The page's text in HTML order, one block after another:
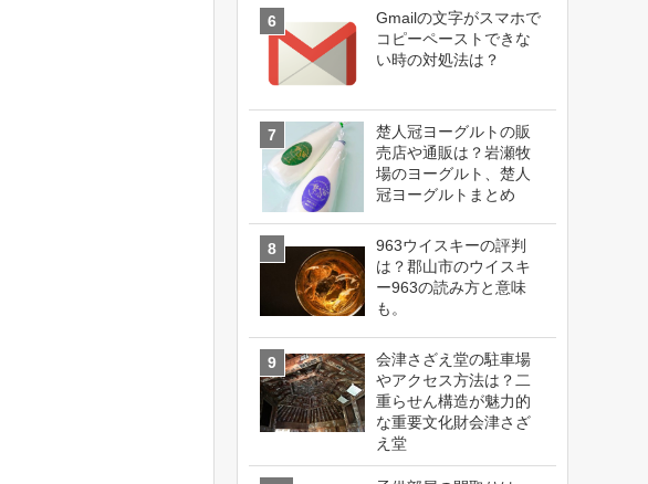
Gmailの文字がスマホで
コピーペーストできな
い時の対処法は？
楚人冠ヨーグルトの販
売店や通販は？岩瀬牧
場のヨーグルト、楚人
冠ヨーグルトまとめ
963ウイスキーの評判
は？郡山市のウイスキ
ー963の読み方と意味
も。
会津さざえ堂の駐車場
やアクセス方法は？二
重らせん構造が魅力的
な重要文化財会津さざ
え堂